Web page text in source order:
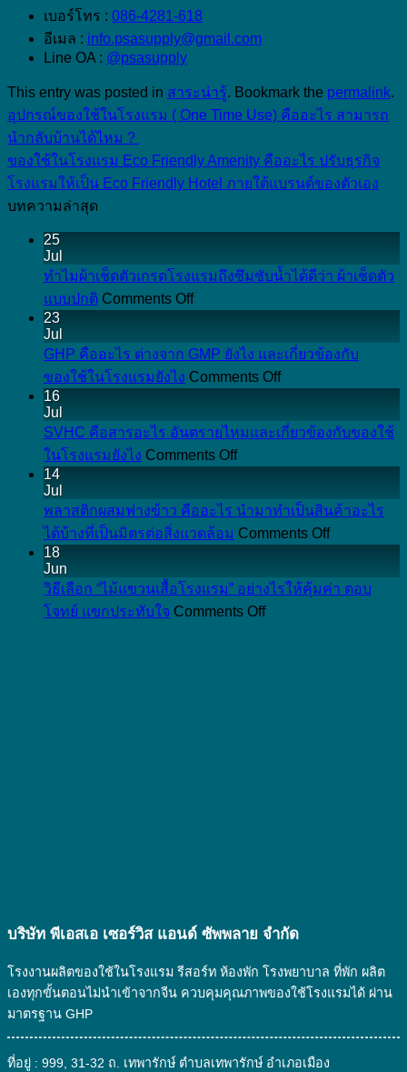
เบอร์โทร : 086-4281-618
อีเมล : info.psasupply@gmail.com
Line OA : @psasupply
This entry was posted in สาระน่ารู้. Bookmark the permalink.
อุปกรณ์ของใช้ในโรงแรม ( One Time Use) คืออะไร สามารถ
นำกลับบ้านได้ไหม ?
ของใช้ในโรงแรม Eco Friendly Amenity คืออะไร ปรับธุรกิจ
โรงแรมให้เป็น Eco Friendly Hotel ภายใต้แบรนด์ของตัวเอง
บทความล่าสุด
25
Jul
ทำไมผ้าเช็ดตัวเกรดโรงแรมถึงซึมซับน้ำได้ดีว่า ผ้าเช็ดตัว
แบบปกติ Comments Offon
ทำไม
เกรด
โรงแรม
ซึมซับ
น้ำ
ดี
ว่า
ผ้าเช็ดตัว
ปกติ
23
Jul
GHP คืออะไร ต่างจาก GMP ยังไง และเกี่ยวข้องกับ
ของใช้ในโรงแรมยังไง Comments Offon
GHP
อะไร
GMP
ยัง
ไง
เกี่ยวข้อง
16
Jul
SVHC คือสารอะไร อันตรายไหมและเกี่ยวข้องกับของใช้
ในโรงแรมยังไง Comments Offon
SVHC
สาร
อะไร
ไหม
และ
14
Jul
พลาสติกผสมฟางข้าว คืออะไร นำมาทำเป็นสินค้าอะไร
ได้บ้างที่เป็นมิตรต่อสิ่งแวดล้อม Comments Offon
พลาสติก
ฟาง
แวดล้อม
18
Jun
วิธีเลือก “ไม้แขวนเสื้อโรงแรม” อย่างไรให้คุ้มค่า ตอบ
โจทย์ แขกประทับใจ Comments Offon
ประทับ
บริษัท พีเอสเอ เซอร์วิส แอนด์ ซัพพลาย จํากัด
โรงงานผลิตของใช้ในโรงแรม รีสอร์ท ห้องพัก โรงพยาบาล ที่พัก ผลิต
เองทุกขั้นตอนไม่นำเข้าจากจีน ควบคุมคุณภาพของใช้โรงแรมได้ ผ่าน
มาตรฐาน GHP
ที่อยู่ : 999, 31-32 ถ. เทพารักษ์ ตำบลเทพารักษ์ อำเภอเมือง